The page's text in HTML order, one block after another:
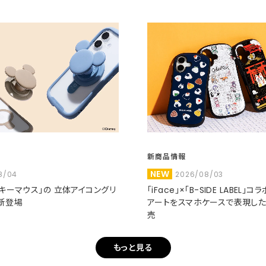
04
ーマウス」の 立体アイコングリ
登場
新商品情報
NEW 2026/08/03
「iFace」×「B-SIDE LABEL」コ
アートをスマホケースで表現し
売
もっと見る